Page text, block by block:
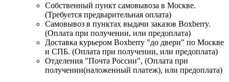
Собственный пункт самовывоза в Москве.
(Требуется предварительная оплата)
Самовывоз в пунктах выдачи заказов Boxberry.
(Оплата при получении, или предоплата)
Доставка курьером Boxberry "до двери" по Москве
и СПБ. (Оплата при получении, или предоплата)
Отделения "Почта России", (Оплата при
получении(наложенный платеж), или предоплата)